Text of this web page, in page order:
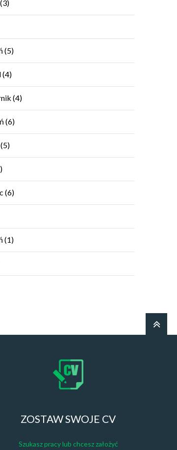
(3)
(5)
(4)
(4)
(6)
(5)
(6)
(1)
ZOSTAW SWOJE CV
Szukasz pracy lub chcesz założyć